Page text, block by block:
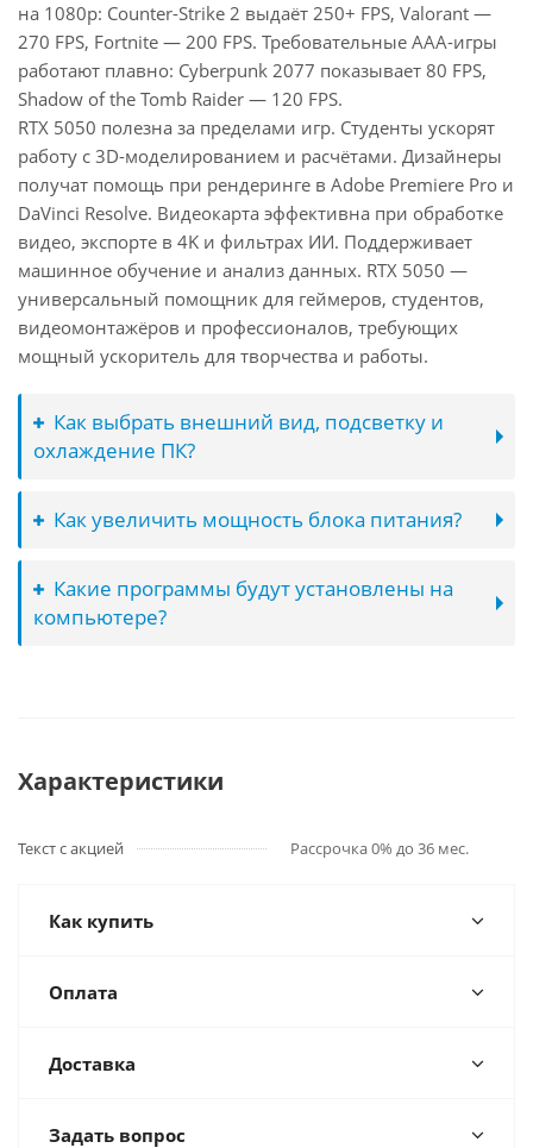
на 1080p: Counter-Strike 2 выдаёт 250+ FPS, Valorant —
270 FPS, Fortnite — 200 FPS. Требовательные AAA-игры
работают плавно: Cyberpunk 2077 показывает 80 FPS,
Shadow of the Tomb Raider — 120 FPS.
RTX 5050 полезна за пределами игр. Студенты ускорят
работу с 3D-моделированием и расчётами. Дизайнеры
получат помощь при рендеринге в Adobe Premiere Pro и
DaVinci Resolve. Видеокарта эффективна при обработке
видео, экспорте в 4K и фильтрах ИИ. Поддерживает
машинное обучение и анализ данных. RTX 5050 —
универсальный помощник для геймеров, студентов,
видеомонтажёров и профессионалов, требующих
мощный ускоритель для творчества и работы.
Как выбрать внешний вид, подсветку и
охлаждение ПК?
Как увеличить мощность блока питания?
Какие программы будут установлены на
компьютере?
Характеристики
Текст с акцией Рассрочка 0% до 36 мес.
Как купить
Оплата
Доставка
Задать вопрос